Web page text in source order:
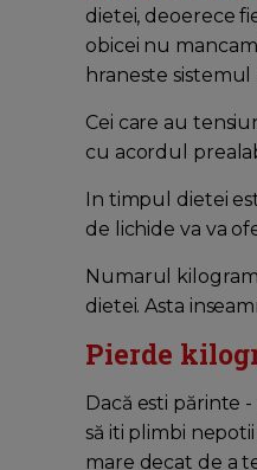
dietei, deoerece
obicei nu
hraneste sistemul
Cei care au
cu acordul
In timpul dietei
de lichide va va
Numarul
dietei. Asta
Pierde
Dacă esti părinte
să iti plimbi
mare decat de a